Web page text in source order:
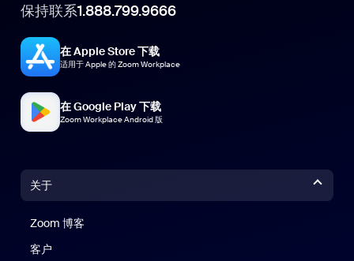
保持联系1.888.799.9666
在 Apple Store 下载
适用于 Apple 的 Zoom Workplace
在 Google Play 下载
Zoom Workplace Android 版
关于
Zoom 博客
客户